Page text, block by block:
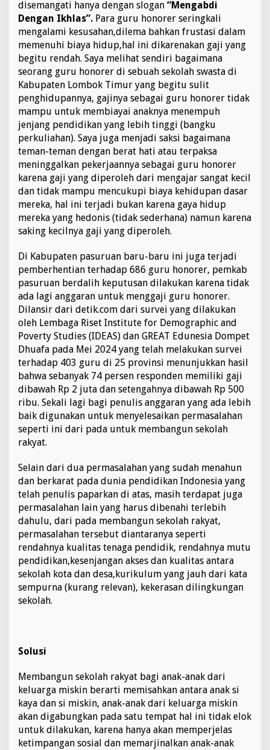
disemangati hanya dengan slogan “Mengabdi
Dengan Ikhlas”. Para guru honorer seringkali
mengalami kesusahan,dilema bahkan frustasi dalam
memenuhi biaya hidup,hal ini dikarenakan gaji yang
begitu rendah. Saya melihat sendiri bagaimana
seorang guru honorer di sebuah sekolah swasta di
Kabupaten Lombok Timur yang begitu sulit
penghidupannya, gajinya sebagai guru honorer tidak
mampu untuk membiayai anaknya menempuh
jenjang pendidikan yang lebih tinggi (bangku
perkuliahan). Saya juga menjadi saksi bagaimana
teman-teman dengan berat hati atau terpaksa
meninggalkan pekerjaannya sebagai guru honorer
karena gaji yang diperoleh dari mengajar sangat kecil
dan tidak mampu mencukupi biaya kehidupan dasar
mereka, hal ini terjadi bukan karena gaya hidup
mereka yang hedonis (tidak sederhana) namun karena
saking kecilnya gaji yang diperoleh.
Di Kabupaten pasuruan baru-baru ini juga terjadi
pemberhentian terhadap 686 guru honorer, pemkab
pasuruan berdalih keputusan dilakukan karena tidak
ada lagi anggaran untuk menggaji guru honorer.
Dilansir dari detik.com dari survei yang dilakukan
oleh Lembaga Riset Institute for Demographic and
Poverty Studies (IDEAS) dan GREAT Edunesia Dompet
Dhuafa pada Mei 2024 yang telah melakukan survei
terhadap 403 guru di 25 provinsi menunjukkan hasil
bahwa sebanyak 74 persen responden memiliki gaji
dibawah Rp 2 juta dan setengahnya dibawah Rp 500
ribu. Sekali lagi bagi penulis anggaran yang ada lebih
baik digunakan untuk menyelesaikan permasalahan
seperti ini dari pada untuk membangun sekolah
rakyat.
Selain dari dua permasalahan yang sudah menahun
dan berkarat pada dunia pendidikan Indonesia yang
telah penulis paparkan di atas, masih terdapat juga
permasalahan lain yang harus dibenahi terlebih
dahulu, dari pada membangun sekolah rakyat,
permasalahan tersebut diantaranya seperti
rendahnya kualitas tenaga pendidik, rendahnya mutu
pendidikan,kesenjangan akses dan kualitas antara
sekolah kota dan desa,kurikulum yang jauh dari kata
sempurna (kurang relevan), kekerasan dilingkungan
sekolah.
Solusi
Membangun sekolah rakyat bagi anak-anak dari
keluarga miskin berarti memisahkan antara anak si
kaya dan si miskin, anak-anak dari keluarga miskin
akan digabungkan pada satu tempat hal ini tidak elok
untuk dilakukan, karena hanya akan memperjelas
ketimpangan sosial dan memarjinalkan anak-anak